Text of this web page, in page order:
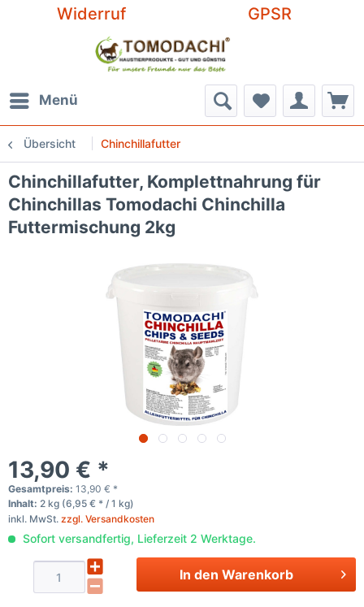
Widerruf GPSR
Menü
Übersicht Chinchillafutter
Chinchillafutter, Komplettnahrung für
Chinchillas Tomodachi Chinchilla
Futtermischung 2kg
13,90 € *
Gesamtpreis: 13,90 € *
Inhalt: 2 kg (6,95 € * / 1 kg)
inkl. MwSt. zzgl. Versandkosten
Sofort versandfertig, Lieferzeit 2 Werktage.
In den Warenkorb